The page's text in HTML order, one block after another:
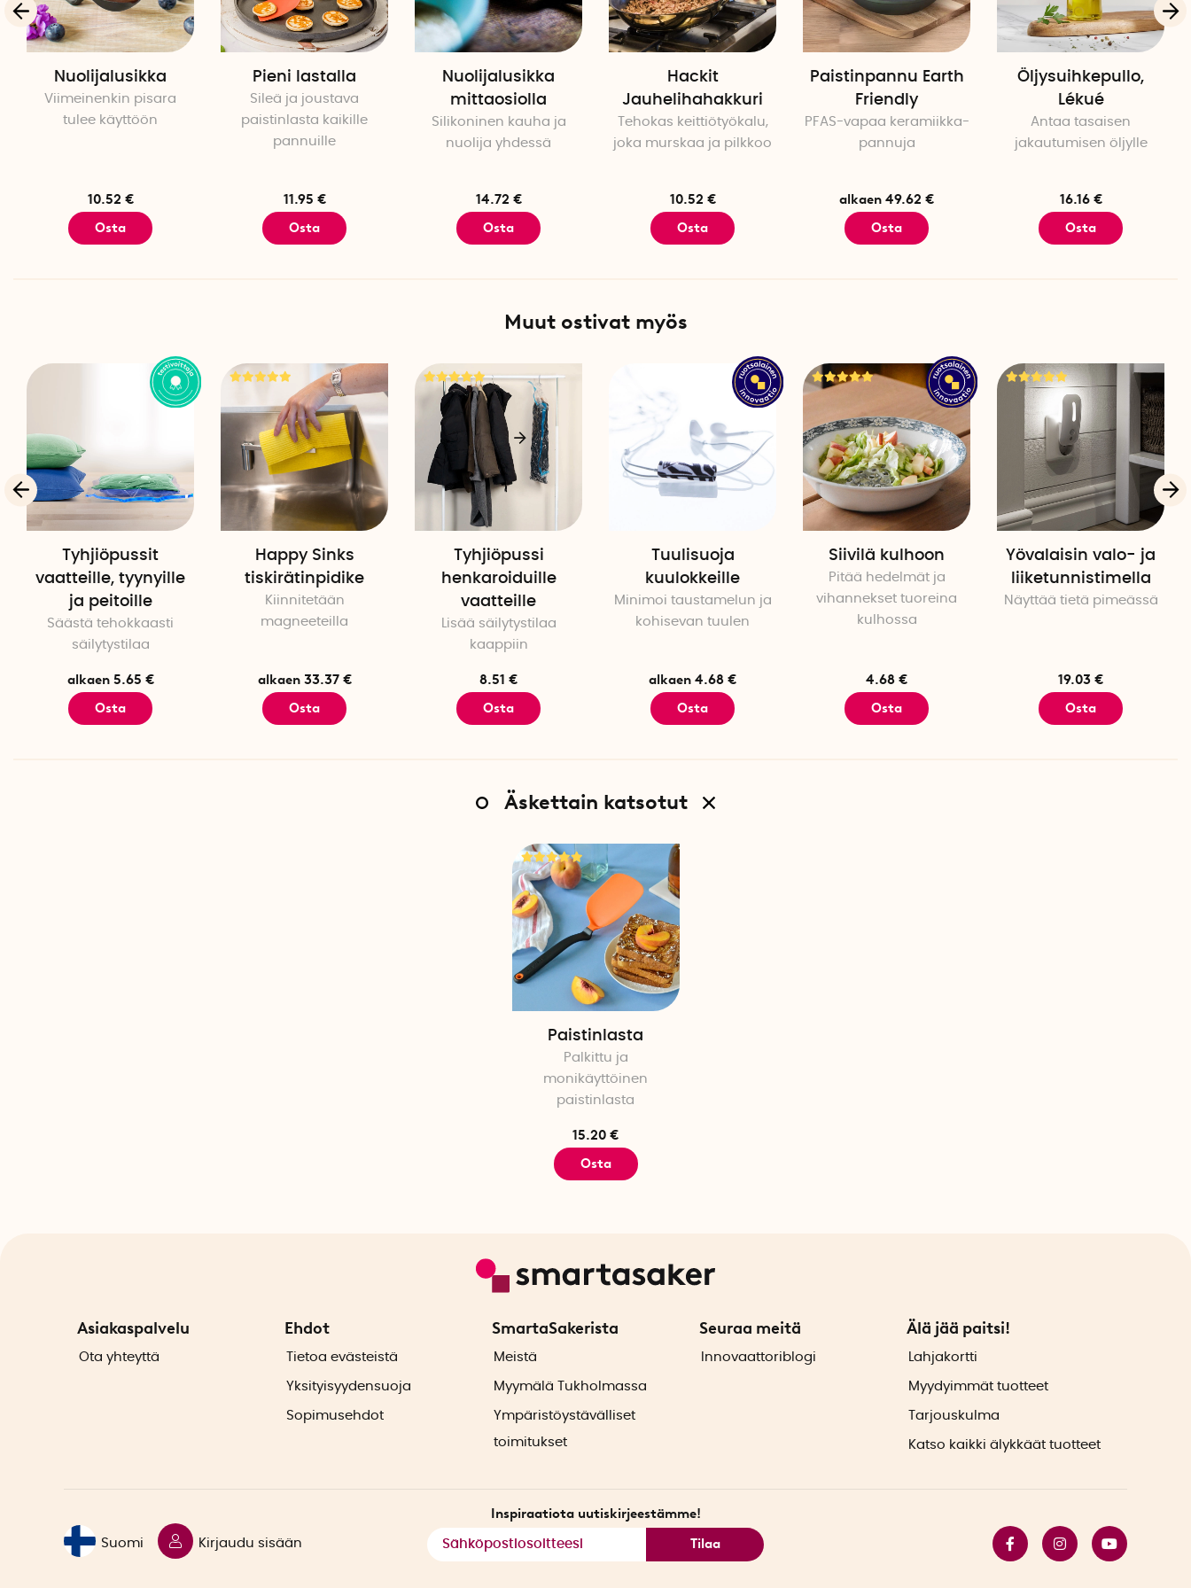
Nuolijalusikka
Viimeinenkin pisara
tulee käyttöön
10.52 €
Osta
Pieni lastalla
Sileä ja joustava
paistinlasta kaikille
pannuille
11.95 €
Osta
Nuolijalusikka
mittaosiolla
Silikoninen kauha ja
nuolija yhdessä
14.72 €
Osta
Hackit
Jauhelihahakkuri
Tehokas keittiötyökalu,
joka murskaa ja pilkkoo
10.52 €
Osta
Paistinpannu Earth
Friendly
PFAS-vapaa keramiikka-
pannuja
alkaen 49.62 €
Osta
Öljysuihkepullo,
Lékué
Antaa tasaisen
jakautumisen öljylle
16.16 €
Osta
Muut ostivat myös
Tyhjiöpussit
vaatteille, tyynyille
ja peitoille
Säästä tehokkaasti
säilytystilaa
alkaen 5.65 €
Osta
Happy Sinks
tiskirätinpidike
Kiinnitetään
magneeteilla
alkaen 33.37 €
Osta
Tyhjiöpussi
henkaroiduille
vaatteille
Lisää säilytystilaa
kaappiin
8.51 €
Osta
Tuulisuoja
kuulokkeille
Minimoi taustamelun ja
kohisevan tuulen
alkaen 4.68 €
Osta
Siivilä kulhoon
Pitää hedelmät ja
vihannekset tuoreina
kulhossa
4.68 €
Osta
Yövalaisin valo- ja
liiketunnistimella
Näyttää tietä pimeässä
19.03 €
Osta
Äskettain katsotut
Paistinlasta
Palkittu ja
monikäyttöinen
paistinlasta
15.20 €
Osta
Asiakaspalvelu
Ota yhteyttä
Ehdot
Tietoa evästeistä
Yksityisyydensuoja
Sopimusehdot
SmartaSakerista
Meistä
Myymälä Tukholmassa
Ympäristöystävälliset
toimitukset
Seuraa meitä
Innovaattoriblogi
Älä jää paitsi!
Lahjakortti
Myydyimmät tuotteet
Tarjouskulma
Katso kaikki älykkäät tuotteet
Suomi Kirjaudu sisään
Inspiraatiota uutiskirjeestämme!
Tilaa